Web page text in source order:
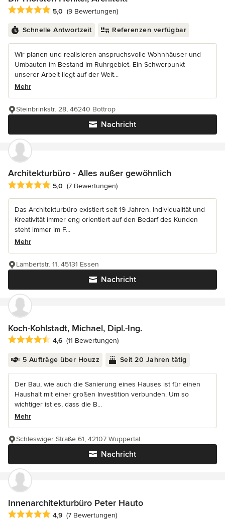
Durchschnittliche Bewertung: 5 von 5 Sternen
5,0 (9 Bewertungen)
Schnelle Antwortzeit Referenzen verfügbar
Wir planen und realisieren anspruchsvolle Wohnhäuser und
Umbauten im Bestand im Ruhrgebiet. Ein Schwerpunkt
unserer Arbeit liegt auf der Weit...
Mehr
Nachricht
Steinbrinkstr. 28, 46240 Bottrop
Architekturbüro - Alles außer gewöhnlich
Durchschnittliche Bewertung: 5 von 5 Sternen
5,0 (7 Bewertungen)
Das Architekturbüro existiert seit 19 Jahren. Individualität und
Kreativität immer eng orientiert auf den Bedarf des Kunden
steht immer im F...
Mehr
Nachricht
Lambertstr. 11, 45131 Essen
Koch-Kohlstadt, Michael, Dipl.-Ing.
Durchschnittliche Bewertung: 4.6 von 5 Sternen
4,6 (11 Bewertungen)
5 Aufträge über Houzz Seit 20 Jahren tätig
Der Bau, wie auch die Sanierung eines Hauses ist für einen
Haushalt mit einer großen Investition verbunden. Um so
wichtiger ist es, dass die B...
Mehr
Nachricht
Schleswiger Straße 61, 42107 Wuppertal
Innenarchitekturbüro Peter Hauto
Durchschnittliche Bewertung: 4.9 von 5 Sternen
4,9 (7 Bewertungen)